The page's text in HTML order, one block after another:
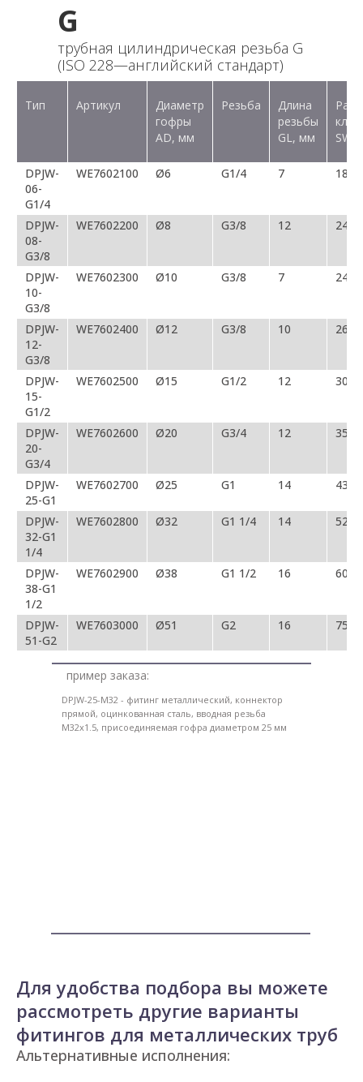
G
трубная цилиндрическая резьба G
(ISO 228—английский стандарт)
Тип Артикул
Диаметр
гофры
AD, мм
Резьба
Длина
резьбы
GL, мм
SW,
DPJW-
06-
G1/4
WE7602100 Ø6 G1/4 7 18/
DPJW-
08-
G3/8
WE7602200 Ø8 G3/8 12 24/
DPJW-
10-
G3/8
WE7602300 Ø10 G3/8 7 24/
DPJW-
12-
G3/8
WE7602400 Ø12 G3/8 10 26
DPJW-
15-
G1/2
WE7602500 Ø15 G1/2 12 30
DPJW-
20-
G3/4
WE7602600 Ø20 G3/4 12 35
DPJW-
25-G1
WE7602700 Ø25 G1 14 43
DPJW-
32-G1
1/4
WE7602800 Ø32 G1 1/4 14 52
DPJW-
38-G1
1/2
WE7602900 Ø38 G1 1/2 16 60
DPJW-
51-G2
WE7603000 Ø51 G2 16 75
пример заказа:
DPJW-25-M32 - фитинг металлический, коннектор
прямой, оцинкованная сталь, вводная резьба
M32x1.5, присоединяемая гофра диаметром 25 мм
Для удобства подбора вы можете
рассмотреть другие варианты
фитингов для металлических труб
Альтернативные исполнения: